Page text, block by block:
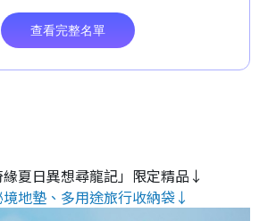
夏日異想尋龍記」限定精品↓
地墊、多用途旅行收納袋↓